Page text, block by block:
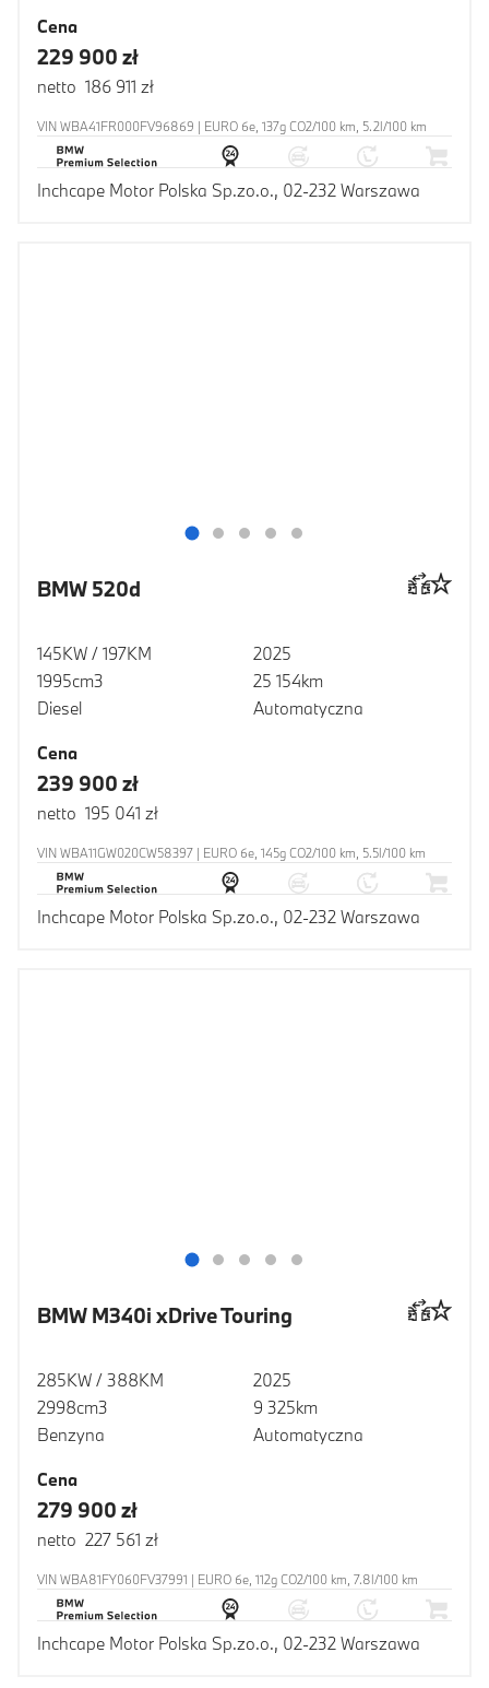
Cena
229 900 zł
netto 186 911 zł
VIN WBA41FR000FV96869 | EURO 6e, 137g CO2/100 km, 5.2l/100 km
Inchcape Motor Polska Sp.zo.o., 02-232 Warszawa
BMW 520d
145KW / 197KM
1995cm3
Diesel
2025
25 154km
Automatyczna
Cena
239 900 zł
netto 195 041 zł
VIN WBA11GW020CW58397 | EURO 6e, 145g CO2/100 km, 5.5l/100 km
Inchcape Motor Polska Sp.zo.o., 02-232 Warszawa
BMW M340i xDrive Touring
285KW / 388KM
2998cm3
Benzyna
2025
9 325km
Automatyczna
Cena
279 900 zł
netto 227 561 zł
VIN WBA81FY060FV37991 | EURO 6e, 112g CO2/100 km, 7.8l/100 km
Inchcape Motor Polska Sp.zo.o., 02-232 Warszawa